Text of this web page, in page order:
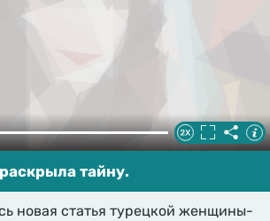
тайну.
новая статья турецкой женщины-